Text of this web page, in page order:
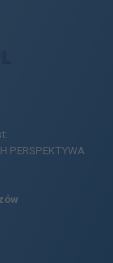
PERSPEKTYWA